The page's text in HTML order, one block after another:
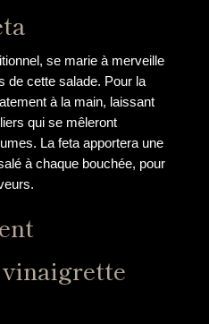
se marie à merveille
de cette salade. Pour la
à la main, laissant
qui se mêleront
La feta apportera une
à chaque bouchée, pour